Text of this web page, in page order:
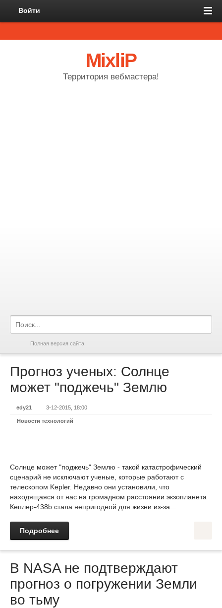
Войти
MixliP
Территория вебмастера!
Полная версия сайта
Прогноз ученых: Солнце
может "поджечь" Землю
edy21 3-12-2015, 18:00
Новости технологий
Солнце может "поджечь" Землю - такой катастрофический
сценарий не исключают ученые, которые работают с
телескопом Kepler. Недавно они установили, что
находящаяся от нас на громадном расстоянии экзопланета
Кеплер-438b стала непригодной для жизни из-за...
Подробнее
В NASA не подтверждают
прогноз о погружении Земли
во тьму